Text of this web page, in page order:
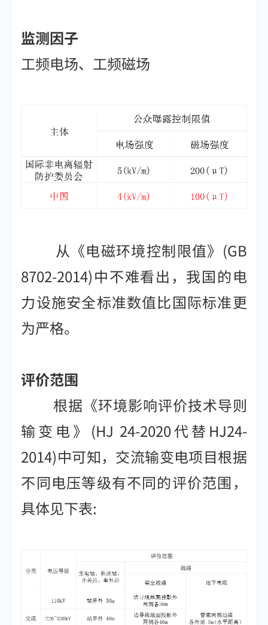
监测因子
工频电场、工频磁场
从《电磁环境控制限值》(GB
8702-2014)中不难看出，我国的电
力设施安全标准数值比国际标准更
为严格。
评价范围
根据《环境影响评价技术导则
输变电》(HJ 24-2020代替HJ24-
2014)中可知，交流输变电项目根据
不同电压等级有不同的评价范围，
具体见下表: